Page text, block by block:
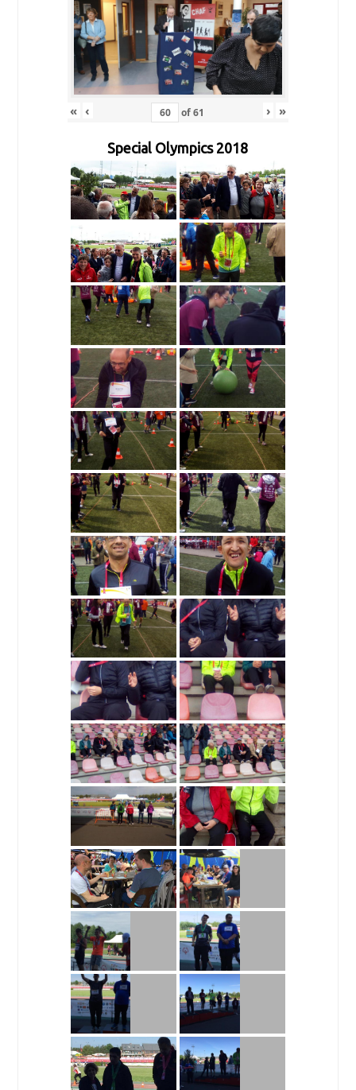
« ‹ of61 › »
Special Olympics 2018